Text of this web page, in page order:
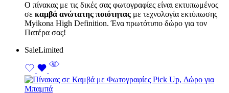
Ο πίνακας με τις δικές σας φωτογραφίες είναι εκτυπωμένος
σε καμβά ανώτατης ποιότητας με τεχνολογία εκτύπωσης
Myikona High Definition. Ένα πρωτότυπο δώρο για τον
Πατέρα σας!
SaleLimited